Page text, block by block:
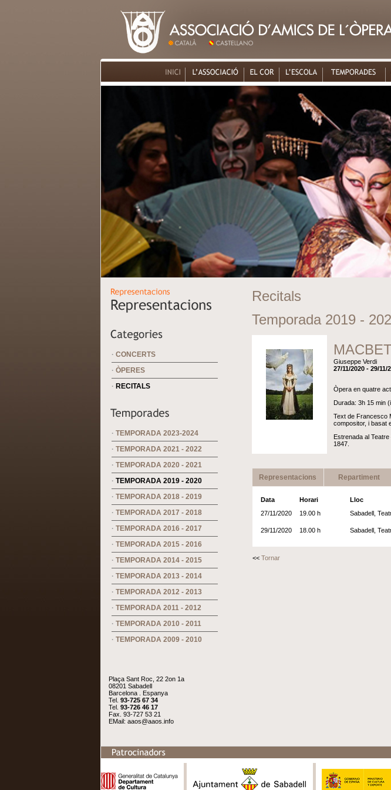
· CONCERTS
· ÒPERES
· RECITALS
· TEMPORADA 2023-2024
· TEMPORADA 2021 - 2022
· TEMPORADA 2020 - 2021
· TEMPORADA 2019 - 2020
· TEMPORADA 2018 - 2019
· TEMPORADA 2017 - 2018
· TEMPORADA 2016 - 2017
· TEMPORADA 2015 - 2016
· TEMPORADA 2014 - 2015
· TEMPORADA 2013 - 2014
· TEMPORADA 2012 - 2013
· TEMPORADA 2011 - 2012
· TEMPORADA 2010 - 2011
· TEMPORADA 2009 - 2010
Plaça Sant Roc, 22 2on 1a
08201 Sabadell
Barcelona . Espanya
Tel. 93-725 67 34
Tel. 93-726 46 17
Fax. 93-727 53 21
EMail: aaos@aaos.info
Recitals
Temporada 2019 -
Giuseppe Verdi
27/11/2020 - 29/11/
Òpera en quatre
Durada: 3h 15 min
Text de Francesco
compositor, i basat
Estrenada al
1847.
Representacions Repartiment
Data Horari Lloc
27/11/2020
19.00 h Sabadell,
29/11/2020 18.00 h Sabadell,
<< Tornar